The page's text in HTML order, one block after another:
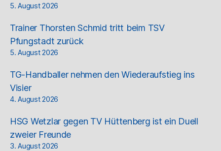
5. August 2026
Trainer Thorsten Schmid tritt beim TSV
Pfungstadt zurück
5. August 2026
TG-Handballer nehmen den Wiederaufstieg ins
Visier
4. August 2026
HSG Wetzlar gegen TV Hüttenberg ist ein Duell
zweier Freunde
3. August 2026